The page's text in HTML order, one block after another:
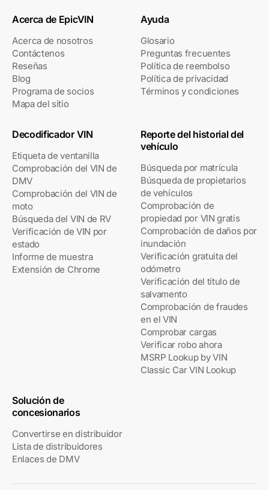
Acerca de EpicVIN
Acerca de nosotros
Contáctenos
Reseñas
Blog
Programa de socios
Mapa del sitio
Ayuda
Glosario
Preguntas frecuentes
Política de reembolso
Política de privacidad
Términos y condiciones
Decodificador VIN
Etiqueta de ventanilla
Comprobación del VIN de
DMV
Comprobación del VIN de
moto
Búsqueda del VIN de RV
Verificación de VIN por
estado
Informe de muestra
Extensión de Chrome
Reporte del historial del
vehículo
Búsqueda por matrícula
Búsqueda de propietarios
de vehículos
Comprobación de
propiedad por VIN gratis
Comprobación de daños por
inundación
Verificación gratuita del
odómetro
Verificación del título de
salvamento
Comprobación de fraudes
en el VIN
Comprobar cargas
Verificar robo ahora
MSRP Lookup by VIN
Classic Car VIN Lookup
Solución de
concesionarios
Convertirse en distribuidor
Lista de distribuidores
Enlaces de DMV